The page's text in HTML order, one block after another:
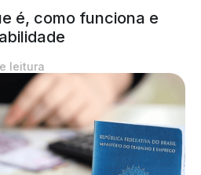
é, como funciona e
leitura